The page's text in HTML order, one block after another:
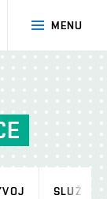
MENU
SLUŽBY